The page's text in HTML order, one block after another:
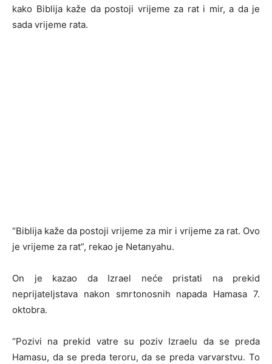
kako Biblija kaže da postoji vrijeme za rat i mir, a da je
sada vrijeme rata.
“Biblija kaže da postoji vrijeme za mir i vrijeme za rat. Ovo
je vrijeme za rat”, rekao je Netanyahu.
On je kazao da Izrael neće pristati na prekid
neprijateljstava nakon smrtonosnih napada Hamasa 7.
oktobra.
“Pozivi na prekid vatre su poziv Izraelu da se preda
Hamasu, da se preda teroru, da se preda varvarstvu. To